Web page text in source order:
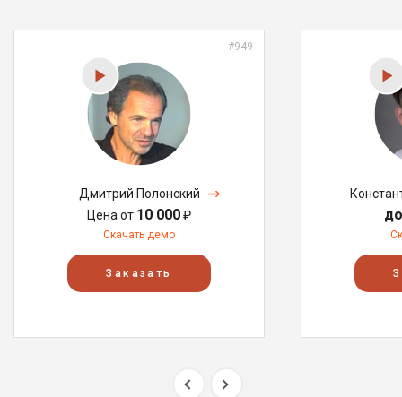
#949
Дмитрий Полонский
Цена от 10 000₽
Скачать демо
Заказать